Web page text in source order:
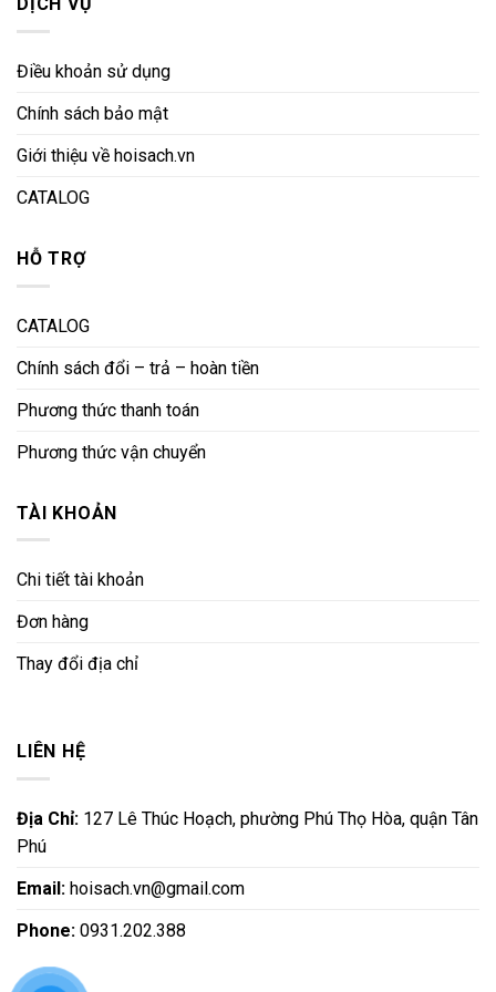
DỊCH VỤ
Điều khoản sử dụng
Chính sách bảo mật
Giới thiệu về hoisach.vn
CATALOG
HỖ TRỢ
CATALOG
Chính sách đổi – trả – hoàn tiền
Phương thức thanh toán
Phương thức vận chuyển
TÀI KHOẢN
Chi tiết tài khoản
Đơn hàng
Thay đổi địa chỉ
LIÊN HỆ
Địa Chỉ: 127 Lê Thúc Hoạch, phường Phú Thọ Hòa, quận Tân
Phú
Email: hoisach.vn@gmail.com
Phone: 0931.202.388